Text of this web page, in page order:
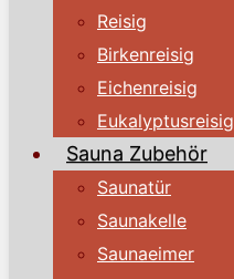
Reisig
Birkenreisig
Eichenreisig
Eukalyptusreisig
Sauna Zubehör
Saunatür
Saunakelle
Saunaeimer